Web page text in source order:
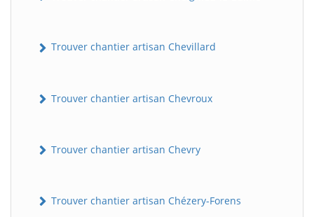
Trouver chantier artisan Chevillard
Trouver chantier artisan Chevroux
Trouver chantier artisan Chevry
Trouver chantier artisan Chézery-Forens